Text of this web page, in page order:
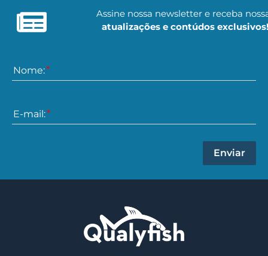
Assine nossa newsletter e receba
atualizações e contúdos
Nome:
E-mail:
Enviar